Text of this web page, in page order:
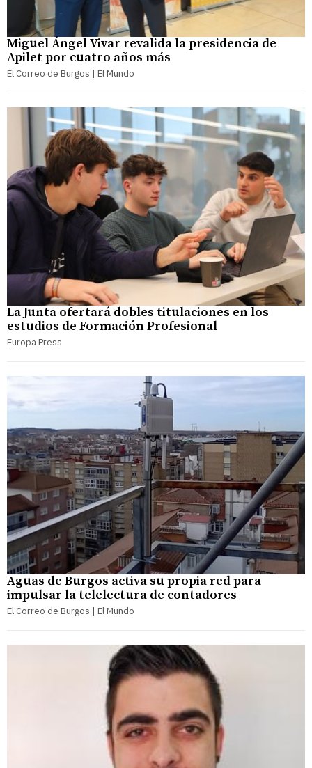
Miguel Ángel Vivar revalida la presidencia de
Apilet por cuatro años más
El Correo de Burgos | El Mundo
La Junta ofertará dobles titulaciones en los
estudios de Formación Profesional
Europa Press
Aguas de Burgos activa su propia red para
impulsar la telelectura de contadores
El Correo de Burgos | El Mundo